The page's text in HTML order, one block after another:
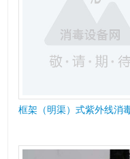
框架（明渠）式紫外线消